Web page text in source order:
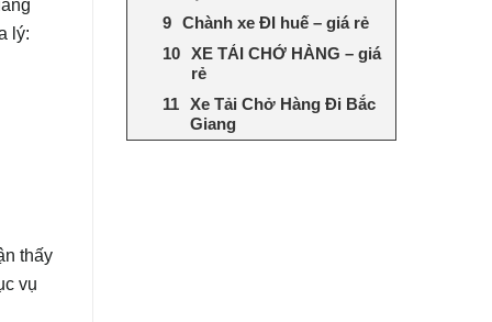
lý:
thấy
vụ
Chành xe ĐI huế – giá rẻ
XE TẢI CHỞ HÀNG – giá
rẻ
Xe Tải Chở Hàng Đi Bắc
Giang